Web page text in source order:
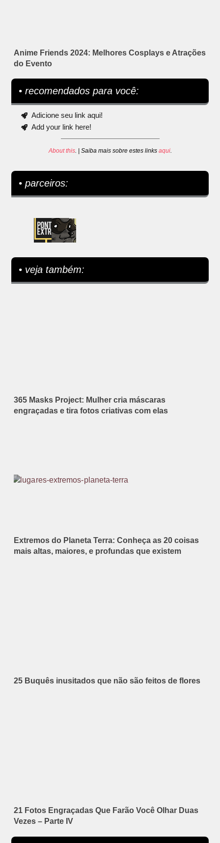
Anime Friends 2024: Melhores Cosplays e Atrações
do Evento
• recomendados para você:
Adicione seu link aqui!
Add your link here!
About this. | Saiba mais sobre estes links aqui.
• parceiros:
• veja também:
365 Masks Project: Mulher cria máscaras
engraçadas e tira fotos criativas com elas
Extremos do Planeta Terra: Conheça as 20 coisas
mais altas, maiores, e profundas que existem
25 Buquês inusitados que não são feitos de flores
21 Fotos Engraçadas Que Farão Você Olhar Duas
Vezes – Parte IV